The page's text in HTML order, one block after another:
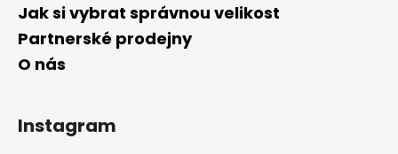
Jak si vybrat správnou velikost
Partnerské prodejny
O nás
Instagram